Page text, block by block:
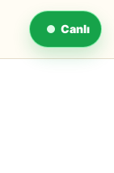
Canlı